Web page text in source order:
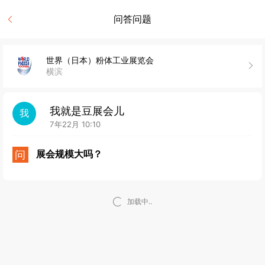
问答问题
世界（日本）粉体工业展览会
横滨
我 我就是豆展会儿
7年22月 10:10
问 展会规模大吗？
加载中..